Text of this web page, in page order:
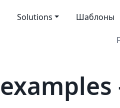
Solutions Шаблоны